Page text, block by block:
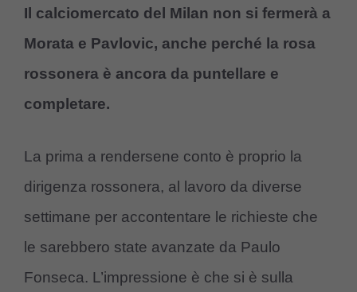
Il calciomercato del Milan non si fermerà a
Morata e Pavlovic, anche perché la rosa
rossonera è ancora da puntellare e
completare.
La prima a rendersene conto è proprio la
dirigenza rossonera, al lavoro da diverse
settimane per accontentare le richieste che
le sarebbero state avanzate da Paulo
Fonseca. L’impressione è che si è sulla